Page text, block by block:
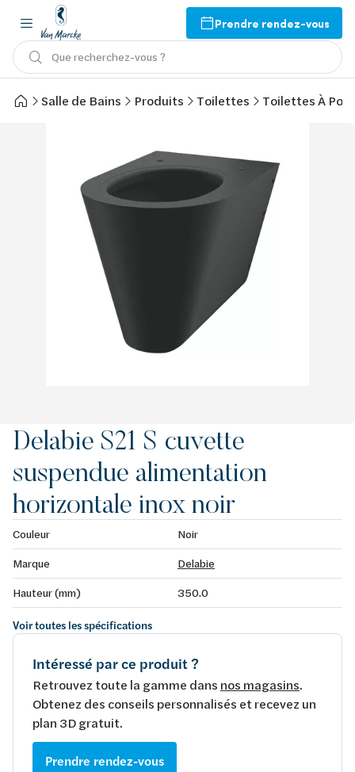
Prendre rendez-vous
Que recherchez-vous ?
Salle de Bains Produits Toilettes Toilettes À
Delabie S21 S cuvette
suspendue alimentation
horizontale inox noir
Couleur
Noir
Marque
Delabie
Hauteur (mm)
350.0
Voir toutes les spécifications
Intéressé par ce produit ?
Retrouvez toute la gamme dans nos magasins.
Obtenez des conseils personnalisés et recevez un
plan 3D gratuit.
Prendre rendez-vous